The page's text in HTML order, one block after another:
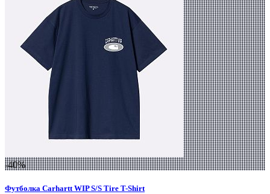
-40%
Футболка Carhartt WIP S/S Tire T-Shirt